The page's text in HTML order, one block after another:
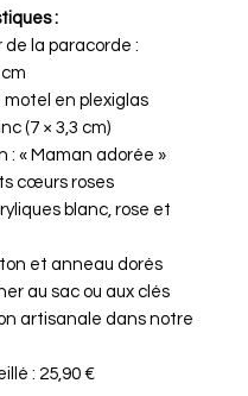
:
de la paracorde :
motel en plexiglas
(7 × 3,3 cm)
: « Maman adorée »
cœurs roses
blanc, rose et
et anneau dorés
au sac ou aux clés
artisanale dans notre
: 25,90 €